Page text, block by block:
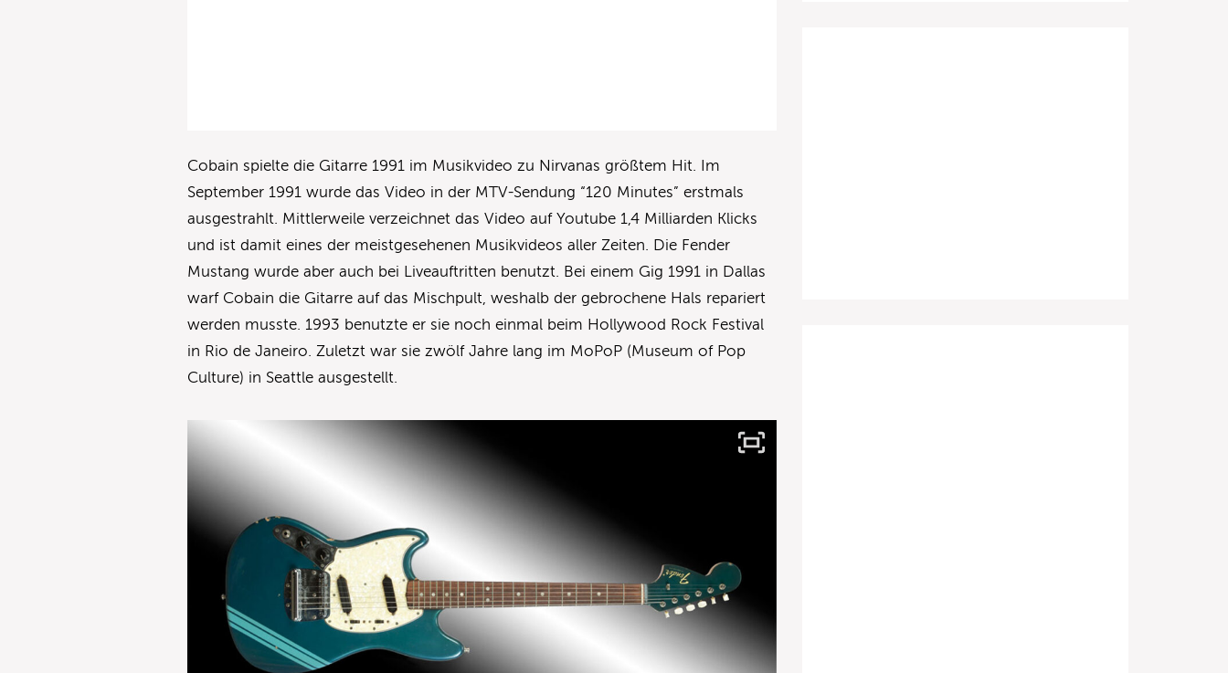
Cobain spielte die Gitarre 1991 im Musikvideo zu Nirvanas größtem Hit. Im
September 1991 wurde das Video in der MTV-Sendung “120 Minutes” erstmals
ausgestrahlt. Mittlerweile verzeichnet das Video auf Youtube 1,4 Milliarden Klicks
und ist damit eines der meistgesehenen Musikvideos aller Zeiten. Die Fender
Mustang wurde aber auch bei Liveauftritten benutzt. Bei einem Gig 1991 in Dallas
warf Cobain die Gitarre auf das Mischpult, weshalb der gebrochene Hals repariert
werden musste. 1993 benutzte er sie noch einmal beim Hollywood Rock Festival
in Rio de Janeiro. Zuletzt war sie zwölf Jahre lang im MoPoP (Museum of Pop
Culture) in Seattle ausgestellt.